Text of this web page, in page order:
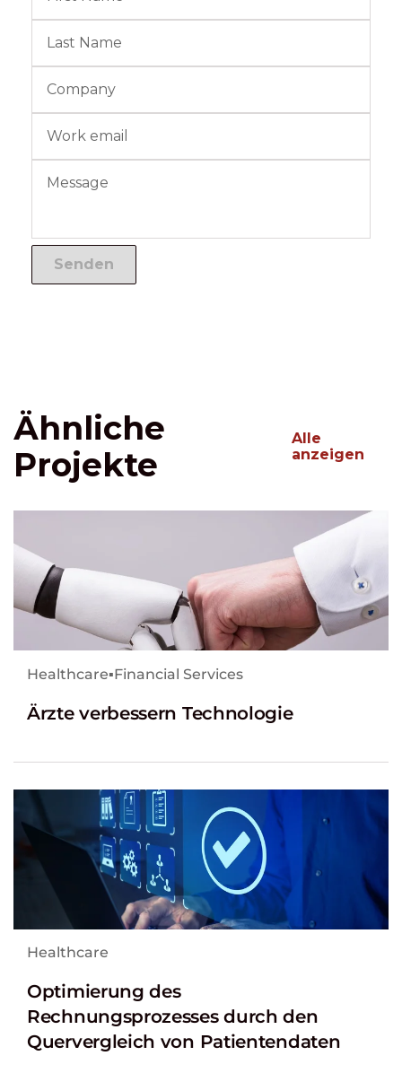
Ähnliche
Projekte
Alle
anzeigen
Healthcare▪Financial Services
Ärzte verbessern Technologie
Healthcare
Optimierung des
Rechnungsprozesses durch den
Quervergleich von Patientendaten